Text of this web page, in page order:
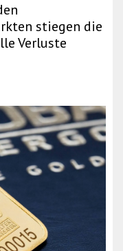
stiegen die
Verluste